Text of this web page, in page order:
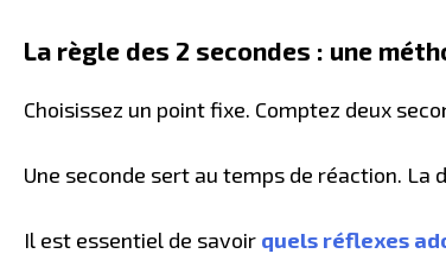
La règle des 2 secondes : une
Choisissez un point fixe. Comptez deux
Une seconde sert au temps de réaction. La
Il est essentiel de savoir quels réflexes